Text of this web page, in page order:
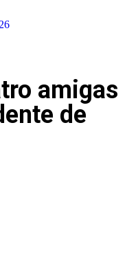
amigas
de